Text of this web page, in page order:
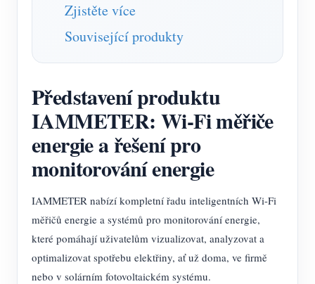
Zprávy
Blogy
Zjistěte více
Související produkty
Představení produktu
IAMMETER: Wi-Fi měřiče
energie a řešení pro
monitorování energie
IAMMETER nabízí kompletní řadu inteligentních Wi-Fi
měřičů energie a systémů pro monitorování energie,
které pomáhají uživatelům vizualizovat, analyzovat a
optimalizovat spotřebu elektřiny, ať už doma, ve firmě
nebo v solárním fotovoltaickém systému.